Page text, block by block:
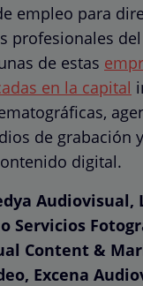
empleo para
profesionales
de estas
en la capital
de grabación
digital.
Audiovisual,
Servicios
Content &
Excena